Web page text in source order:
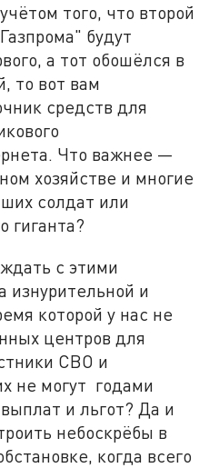
того, что второй
будут
а тот обошёлся в
то вот вам
средств для
Что важнее —
хозяйстве и многие
солдат или
гиганта?
с этими
изнурительной и
которой у нас не
центров для
СВО и
не могут годами
и льгот? Да и
небоскрёбы в
когда всего